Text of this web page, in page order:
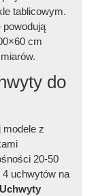
tablicowym.
powodują
cm
do
z
20-50
uchwytów na
Uchwyty